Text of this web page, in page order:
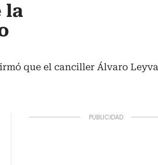
la
que el canciller Álvaro Leyva